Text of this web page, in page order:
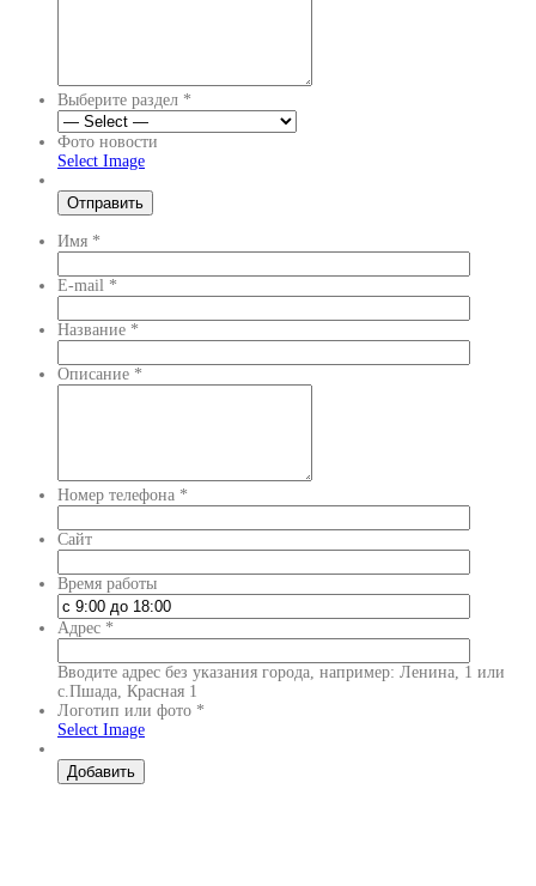
Выберите раздел *
Фото новости
Select Image
Имя *
E-mail *
Название *
Описание *
Номер телефона *
Сайт
Время работы
Адрес *
Вводите адрес без указания города, например: Ленина, 1 или
с.Пшада, Красная 1
Логотип или фото *
Select Image